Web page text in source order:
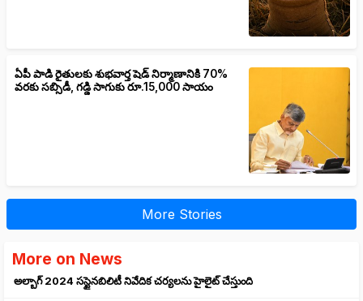
ఏపీ పాడి రైతులకు శుభవార్త షెడ్ నిర్మాణానికి 70%
వరకు సబ్సిడీ, గడ్డి సాగుకు రూ.15,000 సాయం
More Stories
More on News
అల్బాగ్ 2024 సస్టైనబిలిటీ నివేదిక చర్యలను హైలైట్ చేస్తుంది